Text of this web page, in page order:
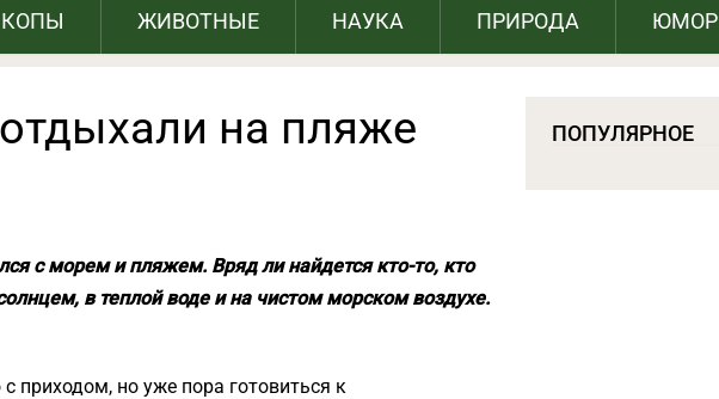
ЖИВОТНЫЕ НАУКА ПРИРОДА ЮМОР
на пляже
с морем и пляжем. Вряд ли найдется кто-то, кто
в теплой воде и на чистом морском воздухе.
приходом, но уже пора готовиться к
ПОПУЛЯРНОЕ